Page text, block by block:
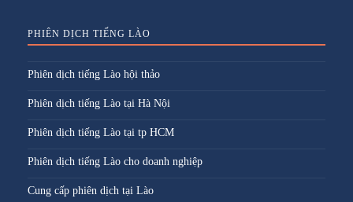
PHIÊN DỊCH TIẾNG LÀO
Phiên dịch tiếng Lào hội thảo
Phiên dịch tiếng Lào tại Hà Nội
Phiên dịch tiếng Lào tại tp HCM
Phiên dịch tiếng Lào cho doanh nghiệp
Cung cấp phiên dịch tại Lào